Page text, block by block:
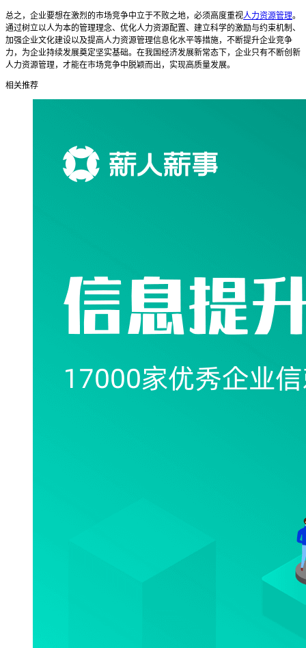
总之，企业要想在激烈的市场竞争中立于不败之地，必须高度重视人力资源管理。
通过树立以人为本的管理理念、优化人力资源配置、建立科学的激励与约束机制、
加强企业文化建设以及提高人力资源管理信息化水平等措施，不断提升企业竞争
力，为企业持续发展奠定坚实基础。在我国经济发展新常态下，企业只有不断创新
人力资源管理，才能在市场竞争中脱颖而出，实现高质量发展。
相关推荐